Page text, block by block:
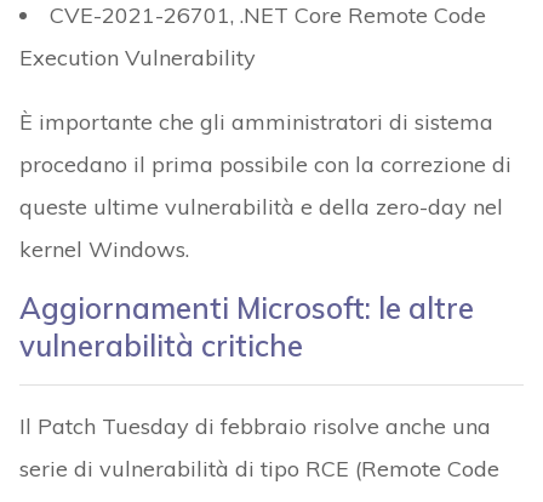
CVE-2021-26701, .NET Core Remote Code
Execution Vulnerability
È importante che gli amministratori di sistema
procedano il prima possibile con la correzione di
queste ultime vulnerabilità e della zero-day nel
kernel Windows.
Aggiornamenti Microsoft: le altre
vulnerabilità critiche
Il Patch Tuesday di febbraio risolve anche una
serie di vulnerabilità di tipo RCE (Remote Code